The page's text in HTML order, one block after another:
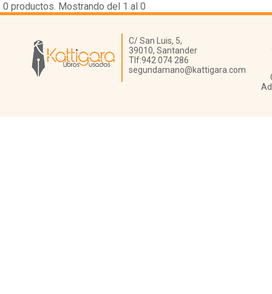
0 productos. Mostrando del 1 al 0
Librería Kattigara
C/ San Luis, 5,
39010, Santander
Tlf:942 074 286
segundamano@kattigara.com